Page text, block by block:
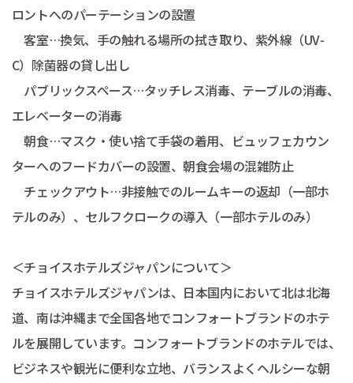
ロントへのパーテーションの設置
客室…換気、手の触れる場所の拭き取り、紫外線（UV-
C）除菌器の貸し出し
パブリックスペース…タッチレス消毒、テーブルの消毒、
エレベーターの消毒
朝食…マスク・使い捨て手袋の着用、ビュッフェカウン
ターへのフードカバーの設置、朝食会場の混雑防止
チェックアウト…非接触でのルームキーの返却（一部ホ
テルのみ）、セルフクロークの導入（一部ホテルのみ）
＜チョイスホテルズジャパンについて＞
チョイスホテルズジャパンは、日本国内において北は北海
道、南は沖縄まで全国各地でコンフォートブランドのホテ
ルを展開しています。コンフォートブランドのホテルでは、
ビジネスや観光に便利な立地、バランスよくヘルシーな朝